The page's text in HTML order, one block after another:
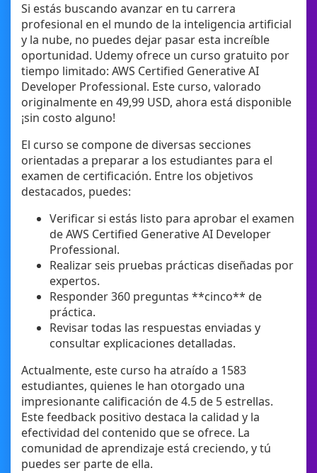
Si estás buscando avanzar en tu carrera
profesional en el mundo de la inteligencia artificial
y la nube, no puedes dejar pasar esta increíble
oportunidad. Udemy ofrece un curso gratuito por
tiempo limitado: AWS Certified Generative AI
Developer Professional. Este curso, valorado
originalmente en 49,99 USD, ahora está disponible
¡sin costo alguno!
El curso se compone de diversas secciones
orientadas a preparar a los estudiantes para el
examen de certificación. Entre los objetivos
destacados, puedes:
Verificar si estás listo para aprobar el examen
de AWS Certified Generative AI Developer
Professional.
Realizar seis pruebas prácticas diseñadas por
expertos.
Responder 360 preguntas **cinco** de
práctica.
Revisar todas las respuestas enviadas y
consultar explicaciones detalladas.
Actualmente, este curso ha atraído a 1583
estudiantes, quienes le han otorgado una
impresionante calificación de 4.5 de 5 estrellas.
Este feedback positivo destaca la calidad y la
efectividad del contenido que se ofrece. La
comunidad de aprendizaje está creciendo, y tú
puedes ser parte de ella.